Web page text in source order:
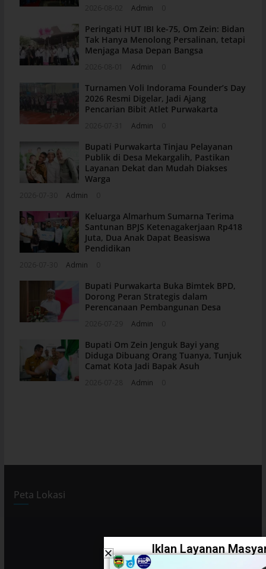
Admin
Peringati HUT IBI ke-75, Om Zein: Bidan
Tak Hanya Menolong Persalinan, tetapi
Menjaga Masa Depan Bangsa
Admin
Turnamen Voli Indorama Founder’s Day
2026 Resmi Digelar, Jadi Ajang
Pencarian Bibit Atlet Purwakarta
Admin
Bupati Purwakarta Tinjau Pelayanan
Publik di Desa Mekargalih, Pastikan
Layanan Dekat dan Mudah Diakses
Warga
Admin
Keluarga Almarhum Sumarna Terima
Santunan BPJS Ketenagakerjaan Rp418
Juta, Dua Anak Dapat Beasiswa
Pendidikan
Admin
Bupati Purwakarta Buka Bimtek BPD,
Dorong Peran Strategis dalam
Perencanaan Pembangunan Desa
Admin
Bupati Om Zein Jenguk Bayi yang
Diduga Dibuang Orang Tuanya, Tunjuk
Camat Kota Jadi Bapak Asuh
Admin
Peta Lokasi
Iklan Layanan